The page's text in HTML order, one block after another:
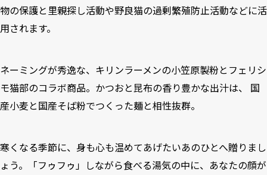
物の保護と里親探し活動や野良猫の過剰繁殖防止活動などに活
用されます。
ネーミングが秀逸な、キリンラーメンの小笠原製粉とフェリシ
モ猫部のコラボ商品。かつおと昆布の香り豊かな出汁は、 国
産小麦と国産そば粉でつくった麺と相性抜群。
寒くなる季節に、身も心も温めてあげたいあのひとへ贈りまし
ょう。「フゥフゥ」しながら食べる湯気の中に、あなたの顔が